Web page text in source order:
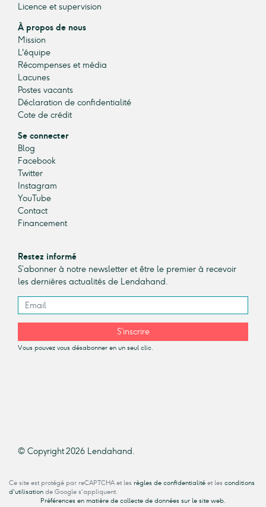
Licence et supervision
À propos de nous
Mission
L'équipe
Récompenses et média
Lacunes
Postes vacants
Déclaration de confidentialité
Cote de crédit
Se connecter
Blog
Facebook
Twitter
Instagram
YouTube
Contact
Financement
Restez informé
S’abonner à notre newsletter et être le premier à recevoir
les dernières actualités de Lendahand.
S’inscrire
Vous pouvez vous désabonner en un seul clic.
© Copyright 2026 Lendahand.
Ce site est protégé par reCAPTCHA et les règles de confidentialité et les conditions
d'utilisation de Google s'appliquent.
Préférences en matière de collecte de données sur le site web.